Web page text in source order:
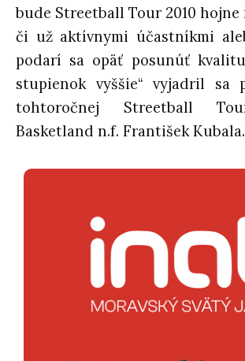
bude Streetball Tour 2010 hojne
či už aktívnymi účastníkmi
podarí sa opäť posunúť
stupienok vyššie“ vyjadril sa
tohtoročnej Streetball
Basketland n.f. František Kubala.